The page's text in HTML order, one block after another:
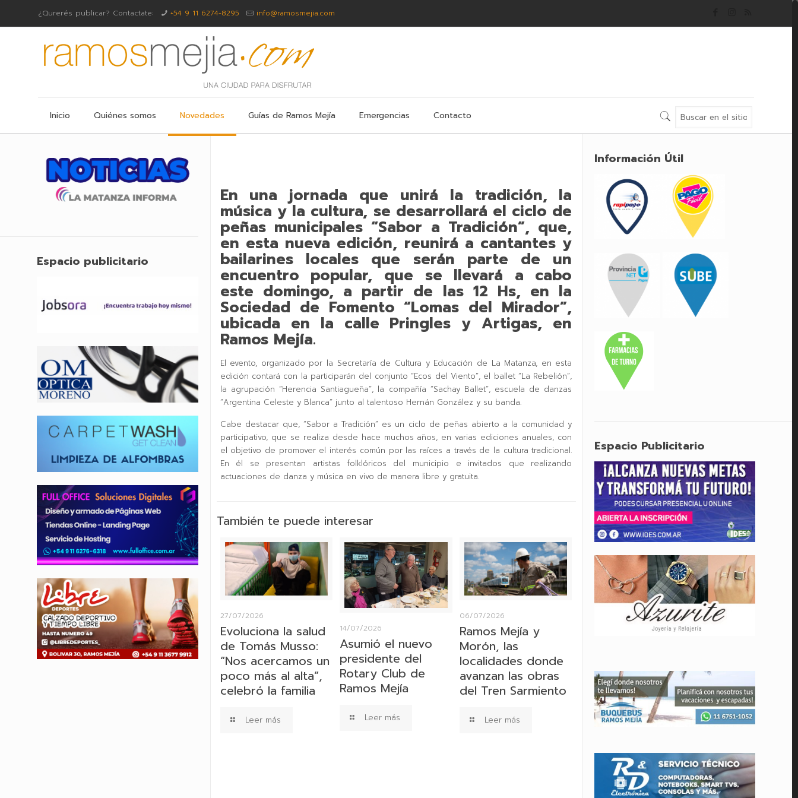
¿Qurerés publicar? Contactate: +54 9 11 6274-8295 info@ramosmejia.com
Inicio Quiénes somos Novedades Guías de Ramos Mejía Emergencias Contacto
En una jornada que unirá la tradición, la
música y la cultura, se desarrollará el ciclo de
peñas municipales “Sabor a Tradición”, que,
en esta nueva edición, reunirá a cantantes y
bailarines locales que serán parte de un
encuentro popular, que se llevará a cabo
este domingo, a partir de las 12 Hs, en la
Sociedad de Fomento “Lomas del Mirador”,
ubicada en la calle Pringles y Artigas, en
Ramos Mejía.
El evento, organizado por la Secretaría de Cultura y Educación de La Matanza, en esta
edición contará con la participarán del conjunto “Ecos del Viento”, el ballet “La Rebelión”,
la agrupación “Herencia Santiagueña”, la compañía “Sachay Ballet”, escuela de danzas
“Argentina Celeste y Blanca” junto al talentoso Hernán González y su banda.
Cabe destacar que, “Sabor a Tradición” es un ciclo de peñas abierto a la comunidad y
participativo, que se realiza desde hace muchos años, en varias ediciones anuales, con
el objetivo de promover el interés común por las raíces a través de la cultura tradicional.
En él se presentan artistas folklóricos del municipio e invitados que realizando
actuaciones de danza y música en vivo de manera libre y gratuita.
También te puede interesar
27/07/2026
Evoluciona la salud
de Tomás Musso:
“Nos acercamos un
poco más al alta”,
celebró la familia
Leer más
14/07/2026
Asumió el nuevo
presidente del
Rotary Club de
Ramos Mejía
Leer más
06/07/2026
Ramos Mejía y
Morón, las
localidades donde
avanzan las obras
del Tren Sarmiento
Leer más
Espacio publicitario
Información Útil
Espacio Publicitario